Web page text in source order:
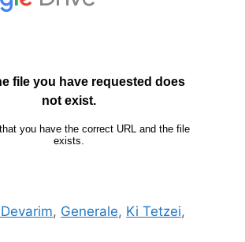
, Generale, Ki Tetzei,